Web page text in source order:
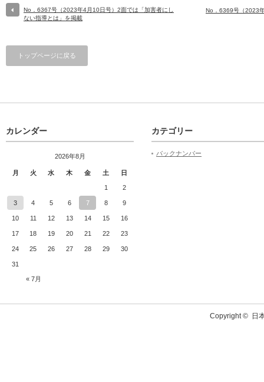
No．6367号（2023年4月10日号）2面では「加害者にし
ない指導とは」を掲載
No．6369号（2023
トップページに戻る
カレンダー
2026年8月
月 火 水 木 金 土 日
« 7月
1 2
3 4 5 6 7 8 9
10 11 12 13 14 15 16
17 18 19 20 21 22 23
24 25 26 27 28 29 30
31
カテゴリー
バックナンバー
Copyright © 日